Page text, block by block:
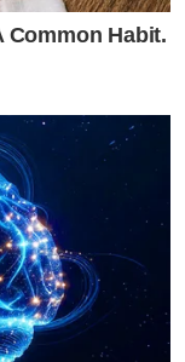
Common Habit.